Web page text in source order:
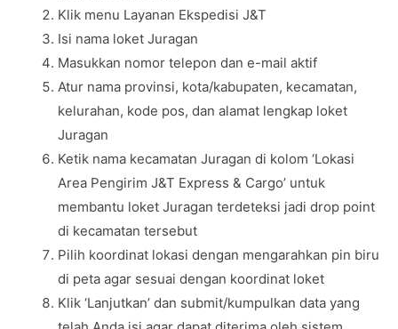
Klik menu Layanan Ekspedisi J&T
Isi nama loket Juragan
Masukkan nomor telepon dan e-mail aktif
Atur nama provinsi, kota/kabupaten, kecamatan,
kelurahan, kode pos, dan alamat lengkap loket
Juragan
Ketik nama kecamatan Juragan di kolom ‘Lokasi
Area Pengirim J&T Express & Cargo’ untuk
membantu loket Juragan terdeteksi jadi drop point
di kecamatan tersebut
Pilih koordinat lokasi dengan mengarahkan pin biru
di peta agar sesuai dengan koordinat loket
Klik ‘Lanjutkan’ dan submit/kumpulkan data yang